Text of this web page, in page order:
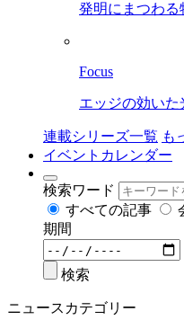
発明にまつわる
Focus
エッジの効いた
連載シリーズ一覧 も
イベントカレンダー
検索ワード
すべての記事
期間
検索
ニュースカテゴリー